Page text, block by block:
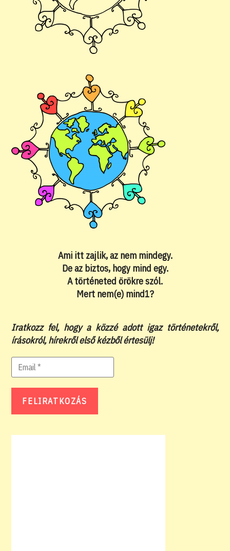
Ami itt zajlik, az nem mindegy.
De az biztos, hogy mind egy.
A történeted örökre szól.
Mert nem(e) mind1?
Iratkozz fel, hogy a közzé adott igaz történetekről,
írásokról, hírekről első kézből értesülj!